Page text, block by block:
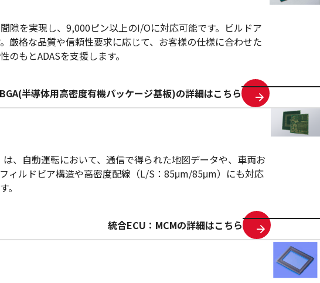
隙を実現し、9,000ピン以上のI/Oに対応可能です。ビルドア
厳格な品質や信頼性要求に応じて、お客様の仕様に合わせた
もとADASを支援します。
半導体用高密度有機パッケージ基板)の詳細はこちら
、自動運転において、通信で得られた地図データや、車両お
ィルドビア構造や高密度配線（L/S：85μm/85μm）にも対応
。
統合ECU：MCMの詳細はこちら